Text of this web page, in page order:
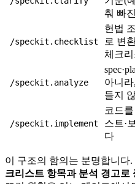
춰 빠
/speckit.checklist
헌법
로 변
체크
/speckit.analyze
아니라,
들지
/speckit.implement
코드
스트·
다
이 구조의 함의는 분명합니다.
크리스트 항목과 분석 경고로